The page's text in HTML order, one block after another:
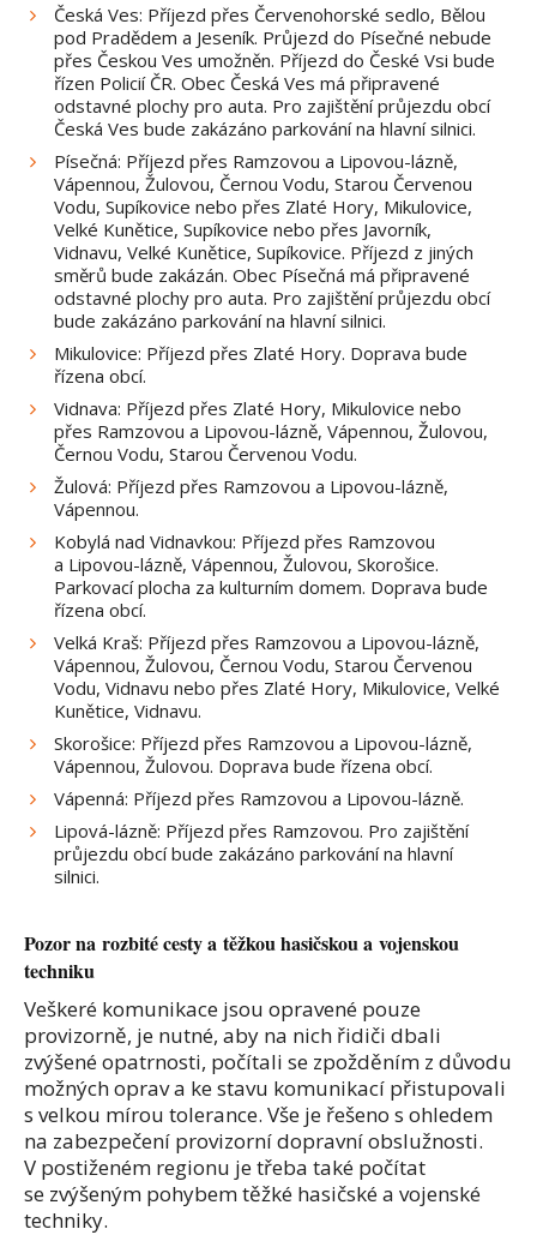
Česká Ves: Příjezd přes Červenohorské sedlo, Bělou
pod Pradědem a Jeseník. Průjezd do Písečné nebude
přes Českou Ves umožněn. Příjezd do České Vsi bude
řízen Policií ČR. Obec Česká Ves má připravené
odstavné plochy pro auta. Pro zajištění průjezdu obcí
Česká Ves bude zakázáno parkování na hlavní silnici.
Písečná: Příjezd přes Ramzovou a Lipovou-lázně,
Vápennou, Žulovou, Černou Vodu, Starou Červenou
Vodu, Supíkovice nebo přes Zlaté Hory, Mikulovice,
Velké Kunětice, Supíkovice nebo přes Javorník,
Vidnavu, Velké Kunětice, Supíkovice. Příjezd z jiných
směrů bude zakázán. Obec Písečná má připravené
odstavné plochy pro auta. Pro zajištění průjezdu obcí
bude zakázáno parkování na hlavní silnici.
Mikulovice: Příjezd přes Zlaté Hory. Doprava bude
řízena obcí.
Vidnava: Příjezd přes Zlaté Hory, Mikulovice nebo
přes Ramzovou a Lipovou-lázně, Vápennou, Žulovou,
Černou Vodu, Starou Červenou Vodu.
Žulová: Příjezd přes Ramzovou a Lipovou-lázně,
Vápennou.
Kobylá nad Vidnavkou: Příjezd přes Ramzovou
a Lipovou-lázně, Vápennou, Žulovou, Skorošice.
Parkovací plocha za kulturním domem. Doprava bude
řízena obcí.
Velká Kraš: Příjezd přes Ramzovou a Lipovou-lázně,
Vápennou, Žulovou, Černou Vodu, Starou Červenou
Vodu, Vidnavu nebo přes Zlaté Hory, Mikulovice, Velké
Kunětice, Vidnavu.
Skorošice: Příjezd přes Ramzovou a Lipovou-lázně,
Vápennou, Žulovou. Doprava bude řízena obcí.
Vápenná: Příjezd přes Ramzovou a Lipovou-lázně.
Lipová-lázně: Příjezd přes Ramzovou. Pro zajištění
průjezdu obcí bude zakázáno parkování na hlavní
silnici.
Pozor na rozbité cesty a těžkou hasičskou a vojenskou
techniku
Veškeré komunikace jsou opravené pouze
provizorně, je nutné, aby na nich řidiči dbali
zvýšené opatrnosti, počítali se zpožděním z důvodu
možných oprav a ke stavu komunikací přistupovali
s velkou mírou tolerance. Vše je řešeno s ohledem
na zabezpečení provizorní dopravní obslužnosti.
V postiženém regionu je třeba také počítat
se zvýšeným pohybem těžké hasičské a vojenské
techniky.